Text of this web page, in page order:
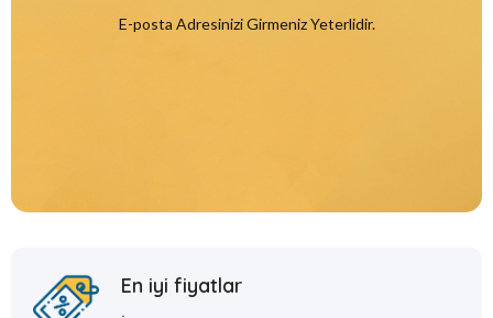
E-posta Adresinizi Girmeniz Yeterlidir.
En iyi fiyatlar